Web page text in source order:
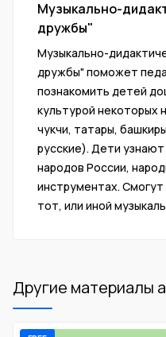
Музыкально-
дружбы"
Музыкально-
дружбы" поможет
познакомить детей
культурой некоторых
чукчи, татары,
русские). Дети
народов России,
инструментах. Смогут
тот, или иной
Другие материалы